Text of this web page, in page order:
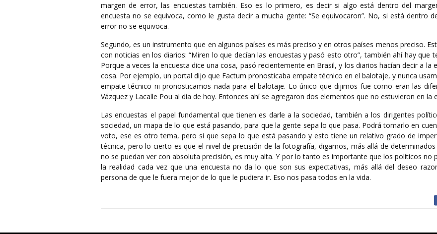
margen de error, las encuestas también. Eso es lo primero, es decir si algo está dentro del
encuesta no se equivoca, como le gusta decir a mucha gente: “Se equivocaron”. No, si está dentro
error no se equivoca.
Segundo, es un instrumento que en algunos países es más preciso y en otros países menos preciso.
con noticias en los diarios: “Miren lo que decían las encuestas y pasó esto otro”, también ahí hay que
Porque a veces la encuesta dice una cosa, pasó recientemente en Brasil, y los diarios hacían decir a la
cosa. Por ejemplo, un portal dijo que Factum pronosticaba empate técnico en el balotaje, y nunca
empate técnico ni pronosticamos nada para el balotaje. Lo único que dijimos fue como eran las
Vázquez y Lacalle Pou al día de hoy. Entonces ahí se agregaron dos elementos que no estuvieron en la
Las encuestas el papel fundamental que tienen es darle a la sociedad, también a los dirigentes
sociedad, un mapa de lo que está pasando, para que la gente sepa lo que pasa. Podrá tomarlo en
voto, ese es otro tema, pero si que sepa lo que está pasando y esto tiene un relativo grado de
técnica, pero lo cierto es que el nivel de precisión de la fotografía, digamos, más allá de
no se puedan ver con absoluta precisión, es muy alta. Y por lo tanto es importante que los políticos no
la realidad cada vez que una encuesta no da lo que son sus expectativas, más allá del deseo
persona de que le fuera mejor de lo que le pudiera ir. Eso nos pasa todos en la vida.